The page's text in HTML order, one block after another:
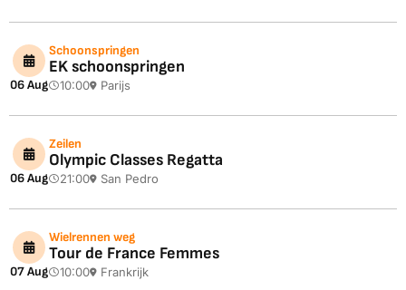
06 Aug
Schoonspringen
EK schoonspringen
10:00 Parijs
06 Aug
Zeilen
Olympic Classes Regatta
21:00 San Pedro
07 Aug
Wielrennen weg
Tour de France Femmes
10:00 Frankrijk